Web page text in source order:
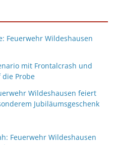
Feuerwehr Wildeshausen
mit Frontalcrash und
Probe
Wildeshausen feiert
Jubiläumsgeschenk
Feuerwehr Wildeshausen